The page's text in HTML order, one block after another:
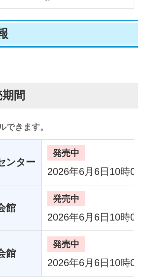
間
きます。
ンター
発売中
2026年6月6日10時
館
発売中
2026年6月6日10時
館
発売中
2026年6月6日10時